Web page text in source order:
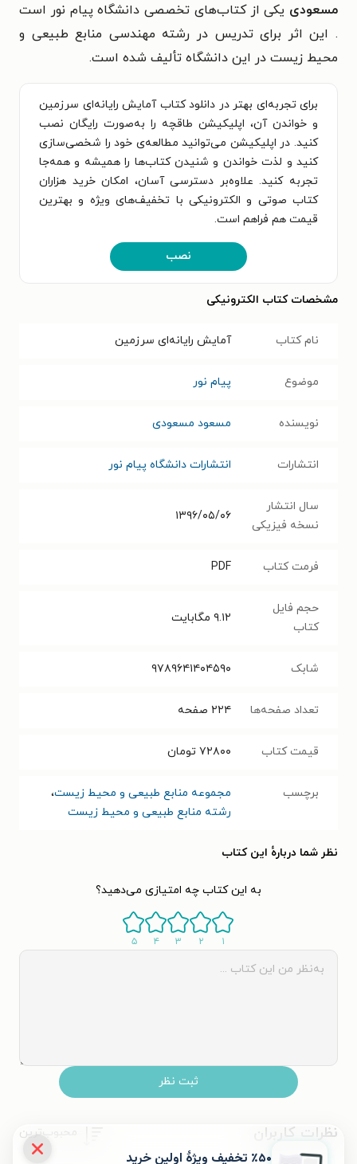
مسعودی یکی از کتاب‌های تخصصی دانشگاه پیام نور است
. این اثر برای تدریس در رشته مهندسی منابع طبیعی و
محیط زیست در این دانشگاه تألیف شده است.
برای تجربه‌ای بهتر در دانلود کتاب آمایش رایانه‌ای سرزمین
و خواندن آن، اپلیکیشن طاقچه را به‌صورت رایگان نصب
کنید. در اپلیکیشن می‌توانید مطالعه‌ی خود را شخصی‌سازی
کنید و لذت خواندن و شنیدن کتاب‌ها را همیشه و همه‌جا
تجربه کنید. علاوه‌بر دسترسی آسان، امکان خرید هزاران
کتاب صوتی و الکترونیکی با تخفیف‌های ویژه و بهترین
قیمت هم فراهم است.
نصب
مشخصات کتاب الکترونیکی
نام کتاب آمایش رایانه‌ای سرزمین
موضوع پیام نور
نویسنده مسعود مسعودی
انتشارات انتشارات دانشگاه پیام نور
سال انتشار
نسخه فیزیکی
۱۳۹۶/۰۵/۰۶
فرمت کتاب PDF
حجم فایل
کتاب
۹.۱۲ مگابایت
شابک ۹۷۸۹۶۴۱۴۰۴۵۹۰
تعداد صفحه‌ها ۲۲۴ صفحه
قیمت کتاب ۷۲۸۰۰ تومان
برچسب مجموعه منابع طبیعی و محیط زیست،
رشته منابع طبیعی و محیط زیست
نظر شما دربارهٔ این کتاب
به این کتاب چه امتیازی می‌دهید؟
۱ ۲ ۳ ۴ ۵
ثبت نظر
نظرات کاربران محبوب‌ترین
٪۵۰ تخفیف ویژۀ اولین خرید